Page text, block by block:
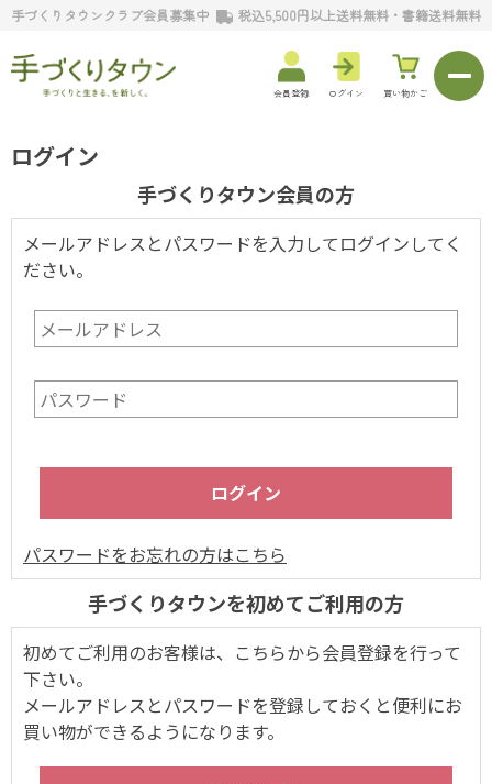
手づくりタウンクラブ会員募集中 税込5,500円以上送料無料・書籍送料無料
会員登録 ログイン 買い物かご
ログイン
手づくりタウン会員の方
メールアドレスとパスワードを入力してログインしてく
ださい。
パスワードをお忘れの方はこちら
手づくりタウンを初めてご利用の方
初めてご利用のお客様は、こちらから会員登録を行って
下さい。
メールアドレスとパスワードを登録しておくと便利にお
買い物ができるようになります。